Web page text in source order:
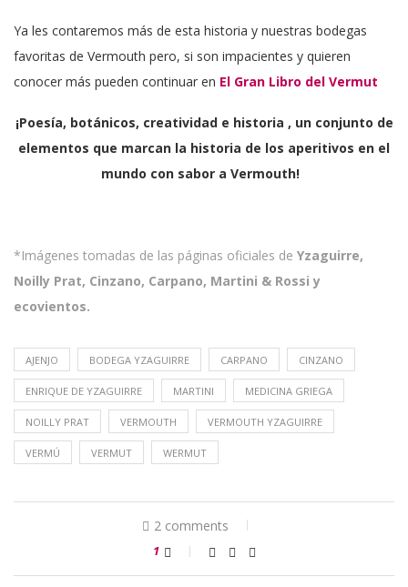
Ya les contaremos más de esta historia y nuestras bodegas
favoritas de Vermouth pero, si son impacientes y quieren
conocer más pueden continuar en El Gran Libro del Vermut
¡Poesía, botánicos, creatividad e historia , un conjunto de
elementos que marcan la historia de los aperitivos en el
mundo con sabor a Vermouth!
*Imágenes tomadas de las páginas oficiales de Yzaguirre,
Noilly Prat, Cinzano, Carpano, Martini & Rossi y
ecovientos.
AJENJO BODEGA YZAGUIRRE CARPANO CINZANO
ENRIQUE DE YZAGUIRRE MARTINI MEDICINA GRIEGA
NOILLY PRAT VERMOUTH VERMOUTH YZAGUIRRE
VERMÚ VERMUT WERMUT
2 comments
1